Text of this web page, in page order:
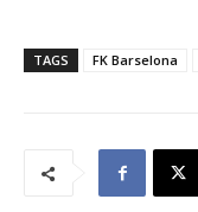
TAGS FK Barselona